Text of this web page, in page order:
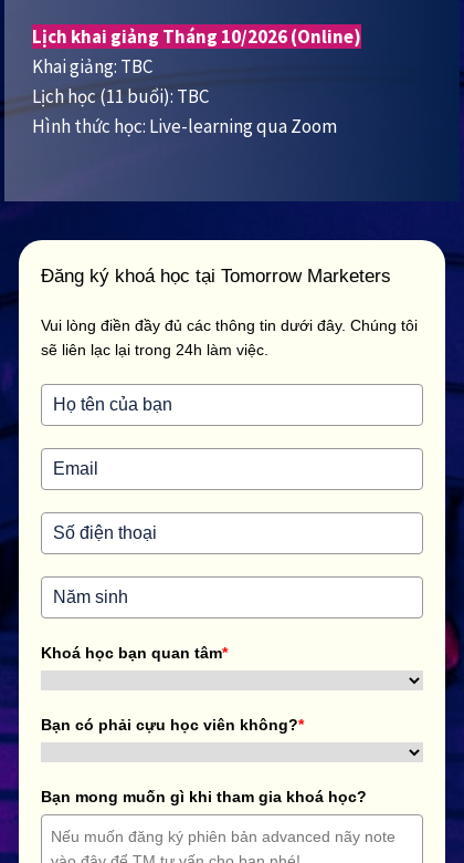
Đăng ký khoá học tại Tomorrow Marketers
Vui lòng điền đầy đủ các thông tin dưới đây. Chúng tôi
sẽ liên lạc lại trong 24h làm việc.
Khoá học bạn quan tâm*
Bạn có phải cựu học viên không?*
Bạn mong muốn gì khi tham gia khoá học?
Lịch khai giảng Tháng 10/2026 (Online)
Khai giảng: TBC
Lịch học (11 buổi): TBC
Hình thức học: Live-learning qua Zoom